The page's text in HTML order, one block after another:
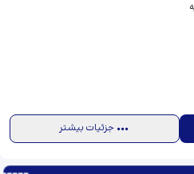
جزئیات بیشتر